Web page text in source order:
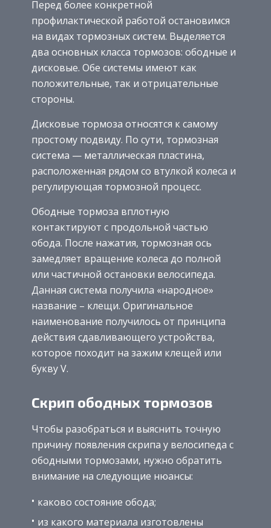
Перед более конкретной
профилактической работой остановимся
на видах тормозных систем. Выделяется
два основных класса тормозов: ободные и
дисковые. Обе системы имеют как
положительные, так и отрицательные
стороны.
Дисковые тормоза относятся к самому
простому подвиду. По сути, тормозная
система — металлическая пластина,
расположенная рядом со втулкой колеса и
регулирующая тормозной процесс.
Ободные тормоза вплотную
контактируют с продольной частью
обода. После нажатия, тормозная ось
замедляет вращение колеса до полной
или частичной остановки велосипеда.
Данная система получила «народное»
название – клещи. Оригинальное
наименование получилось от принципа
действия сдавливающего устройства,
которое походит на зажим клещей или
букву V.
Скрип ободных тормозов
Чтобы разобраться и выяснить точную
причину появления скрипа у велосипеда с
ободными тормозами, нужно обратить
внимание на следующие нюансы:
каково состояние обода;
из какого материала изготовлены